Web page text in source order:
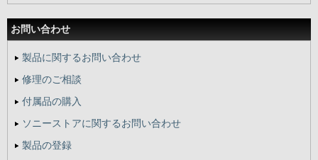
お問い合わせ
製品に関するお問い合わせ
修理のご相談
付属品の購入
ソニーストアに関するお問い合わせ
製品の登録